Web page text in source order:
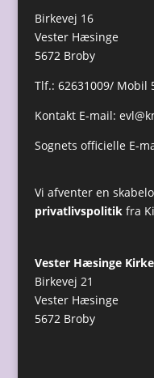
Birkevej 16
Vester Hæsinge
5672 Broby
Tlf.: 62631009/ Mobil
Kontakt E-mail:
Sognets officielle E-
Vi afventer en
privatlivspolitikfra
Vester Hæsinge Kirke
Birkevej 21
Vester Hæsinge
5672 Broby